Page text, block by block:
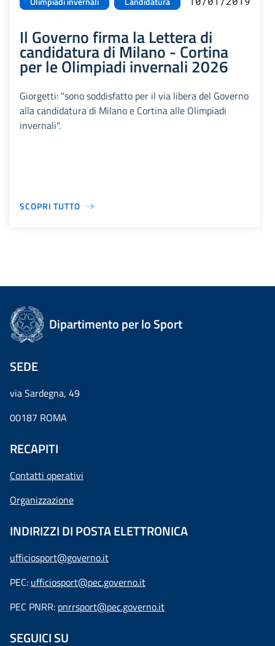
Il Governo firma la Lettera di
candidatura di Milano - Cortina
per le Olimpiadi invernali 2026
Giorgetti: "sono soddisfatto per il via libera del Governo
alla candidatura di Milano e Cortina alle Olimpiadi
invernali".
SCOPRI TUTTO
Dipartimento per lo Sport
SEDE
via Sardegna, 49
00187 ROMA
RECAPITI
Contatti operativi
Organizzazione
INDIRIZZI DI POSTA ELETTRONICA
ufficiosport@governo.it
PEC: ufficiosport@pec.governo.it
PEC PNRR: pnrrsport@pec.governo.it
SEGUICI SU